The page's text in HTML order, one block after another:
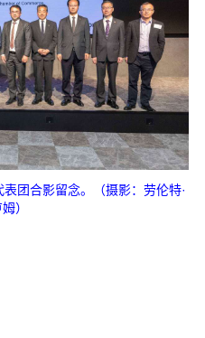
团合影留念。（摄影：劳伦特·
）